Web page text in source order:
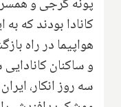
پونه گرجی و
کانادا بودند که
هواپیما در راه
و ساکنان
سه روز انکار،